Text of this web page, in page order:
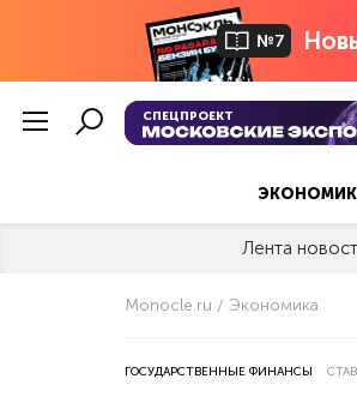
№7
СПЕЦПРОЕКТ
Лента
Monocle.ru Экономика
ГОСУДАРСТВЕННЫЕ ФИНАНСЫ